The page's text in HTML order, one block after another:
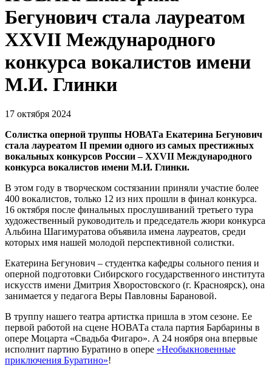
Бегунович стала лауреатом
XXVII Международного
конкурса вокалистов имени
М.И. Глинки
17 октября 2024
Солистка оперной труппы НОВАТа Екатерина Бегунович
стала лауреатом II премии одного из самых престижных
вокальных конкурсов России ‒ XXVII Международного
конкурса вокалистов имени М.И. Глинки.
В этом году в творческом состязании приняли участие более
400 вокалистов, только 12 из них прошли в финал конкурса.
16 октября после финальных прослушиваний третьего тура
художественный руководитель и председатель жюри конкурса
Альбина Шагимуратова объявила имена лауреатов, среди
которых имя нашей молодой перспективной солистки.
Екатерина Бегунович ‒ студентка кафедры сольного пения и
оперной подготовки Сибирского государственного института
искусств имени Дмитрия Хворостовского (г. Красноярск), она
занимается у педагога Веры Павловны Барановой.
В труппу нашего театра артистка пришла в этом сезоне. Ее
первой работой на сцене НОВАТа стала партия Барбарины в
опере Моцарта «Свадьба Фигаро». А 24 ноября она впервые
исполнит партию Буратино в опере «Необыкновенные
приключения Буратино»!